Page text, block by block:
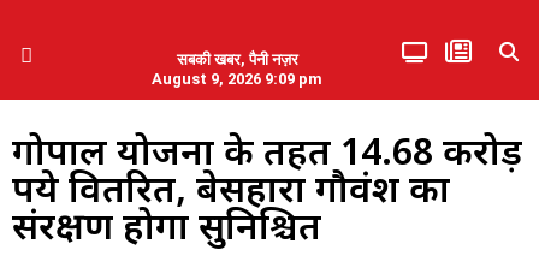
सबकी खबर, पैनी नज़र
August 9, 2026 9:09 pm
गोपाल योजना के तहत 14.68 करोड़
रुपये वितरित, बेसहारा गौवंश का
संरक्षण होगा सुनिश्चित